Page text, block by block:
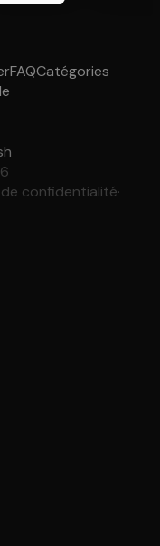
FAQCatégories
confidentialité·